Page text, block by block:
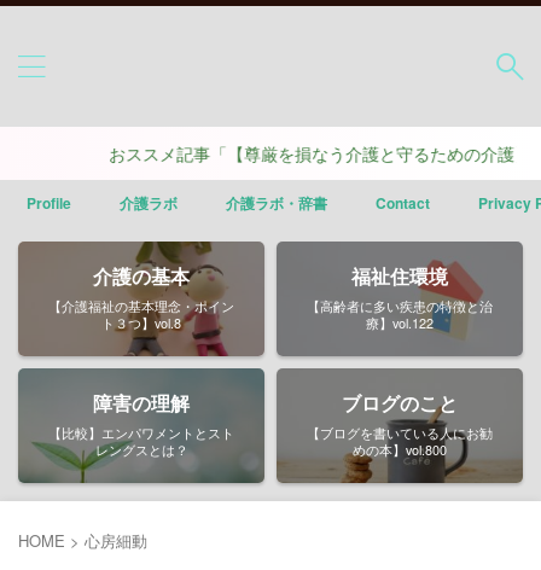
おススメ記事「【尊厳を損なう介護と守るための介護】ポイ
Profile 介護ラボ 介護ラボ・辞書 Contact Privacy
介護の基本
【介護福祉の基本理念・ポイン
ト３つ】vol.8
福祉住環境
【高齢者に多い疾患の特徴と治
療】vol.122
障害の理解
【比較】エンパワメントとスト
レングスとは？
ブログのこと
【ブログを書いている人にお勧
めの本】vol.800
HOME > 心房細動